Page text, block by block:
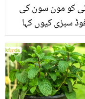
کو مون سون کی
سبزی کیوں کہا
اور اینٹی آکسیڈنٹس
اس سبزی کے